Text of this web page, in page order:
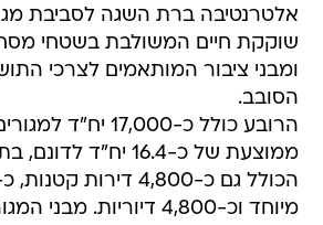
אלטרנטיבה ברת השגה לסביבת
שוקקת חיים המשולבת בשטחי
ומבני ציבור המותאמים לצרכי
הסובב.
הרובע כולל כ-17,000
ממוצעת של כ-16.4 יח"ד
מיוחד וכ-4,800 דיוריות.